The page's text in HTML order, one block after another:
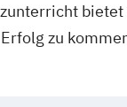
zu